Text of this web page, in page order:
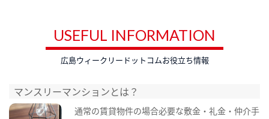
USEFUL INFORMATION
広島ウィークリードットコムお役立ち情報
マンスリーマンションとは？
通常の賃貸物件の場合必要な敷金・礼金・仲介手